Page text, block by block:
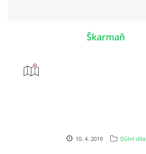
Škarmaň
10. 4. 2019 Důlní díla